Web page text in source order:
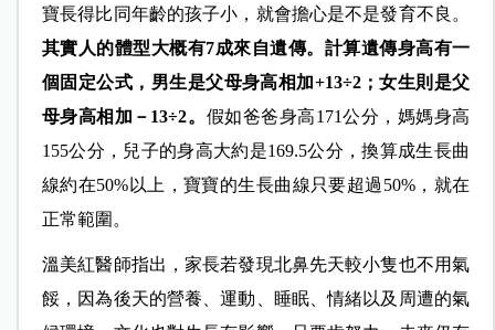
寶長得比同年齡的孩子小，就會擔心是不是發育不良。
其實人的體型大概有7成來自遺傳。計算遺傳身高有一
個固定公式，男生是父母身高相加+13÷2；女生則是父
母身高相加－13÷2。 假如爸爸身高171公分，媽媽身高
155公分，兒子的身高大約是169.5公分，換算成生長曲
線約在50%以上，寶寶的生長曲線只要超過50%，就在
正常範圍。
溫美紅醫師指出，家長若發現北鼻先天較小隻也不用氣
餒，因為後天的營養、運動、睡眠、情緒以及周遭的氣